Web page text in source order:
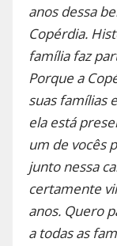
anos dessa
Copérdia.
família faz
Porque a
suas famílias
ela está
um de vocês
junto nessa
certamente
anos. Quero
a todas as